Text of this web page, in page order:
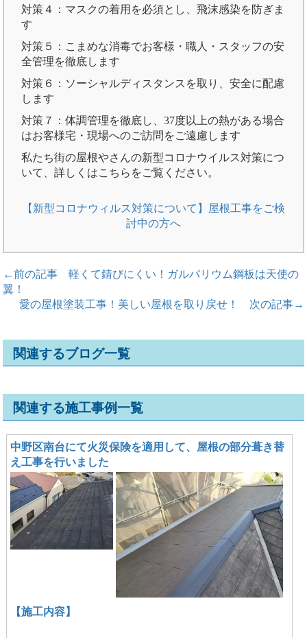
対策４：マスクの着用を必須とし、飛沫感染を防ぎま
す
対策５：こまめな消毒でお客様・職人・スタッフの安
全管理を徹底します
対策６：ソーシャルディスタンスを取り、安全に配慮
します
対策７：体調管理を徹底し、37度以上の熱がある場合
はお客様宅・現場へのご訪問をご遠慮します
私たち街の屋根やさんの新型コロナウイルス対策につ
いて、詳しくはこちらをご覧ください。
【新型コロナウィルス対策について】屋根工事をご検
討中の方へ
←前の記事
軽くて錆びにくい！ガルバリウム鋼板は天使の
翼！
愛の屋根塗装工事！美しい屋根を取り戻せ！
次の記事→
関連するブログ一覧
関連する施工事例一覧
中野区南台にて火災保険を適用して、屋根の部分葺き替
え工事を行いました
【施工内容】